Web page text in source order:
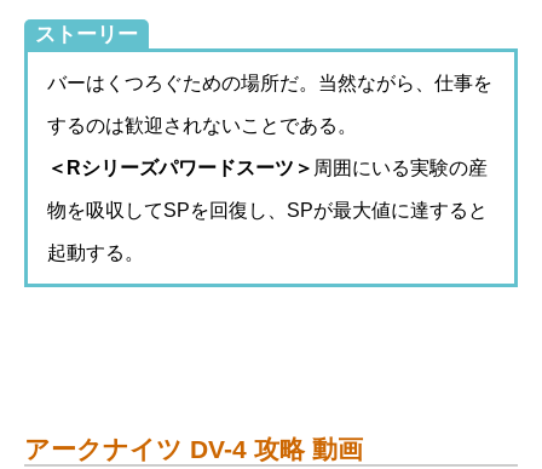
ストーリー
バーはくつろぐための場所だ。当然ながら、仕事を
するのは歓迎されないことである。
＜Rシリーズパワードスーツ＞ 周囲にいる実験の産
物を吸収してSPを回復し、SPが最大値に達すると
起動する。
アークナイツ DV-4 攻略 動画